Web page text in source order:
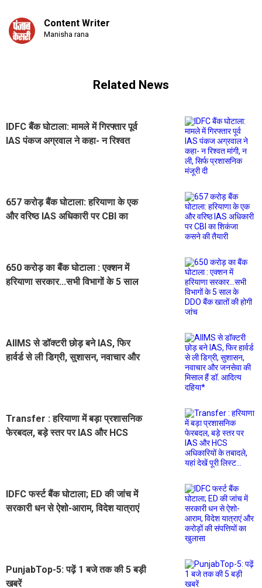
Content Writer
Manisha rana
Related News
IDFC बैंक घोटाला: मामले में गिरफ्तार पूर्व
IAS पंकज अग्रवाल ने कहा- न रिश्वत
657 करोड़ बैंक घोटाला: हरियाणा के एक
और वरिष्ठ IAS अधिकारी पर CBI का
650 करोड़ का बैंक घोटाला : एक्शन में
हरियाणा सरकार...सभी विभागों के 5 साल
AIIMS से डॉक्टरी छोड़ बने IAS, फिर
हार्वर्ड से ली डिग्री, सुशासन, नवाचार और
Transfer : हरियाणा में बड़ा प्रशासनिक
फेरबदल, बड़े स्तर पर IAS और HCS
IDFC फर्स्ट बैंक घोटाला; ED की जांच में
सरकारी धन से ऐशो-आराम, विदेश यात्राएं
PunjabTop-5: पढ़ें 1 बजे तक की 5 बड़ी
खबरें